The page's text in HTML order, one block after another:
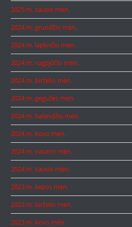
2025 m. sausio mėn.
2024 m. gruodžio mėn.
2024 m. lapkričio mėn.
2024 m. rugpjūčio mėn.
2024 m. birželio mėn.
2024 m. gegužės mėn.
2024 m. balandžio mėn.
2024 m. kovo mėn.
2024 m. vasario mėn.
2024 m. sausio mėn.
2023 m. liepos mėn.
2023 m. birželio mėn.
2023 m. kovo mėn.